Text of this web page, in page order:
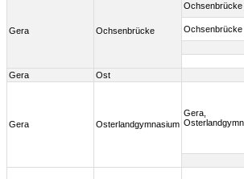
Gera Ochsenbrücke
Ochsenbrücke
Ochsenbrücke
Gera
Ost
Gera Osterlandgymnasium
Gera,